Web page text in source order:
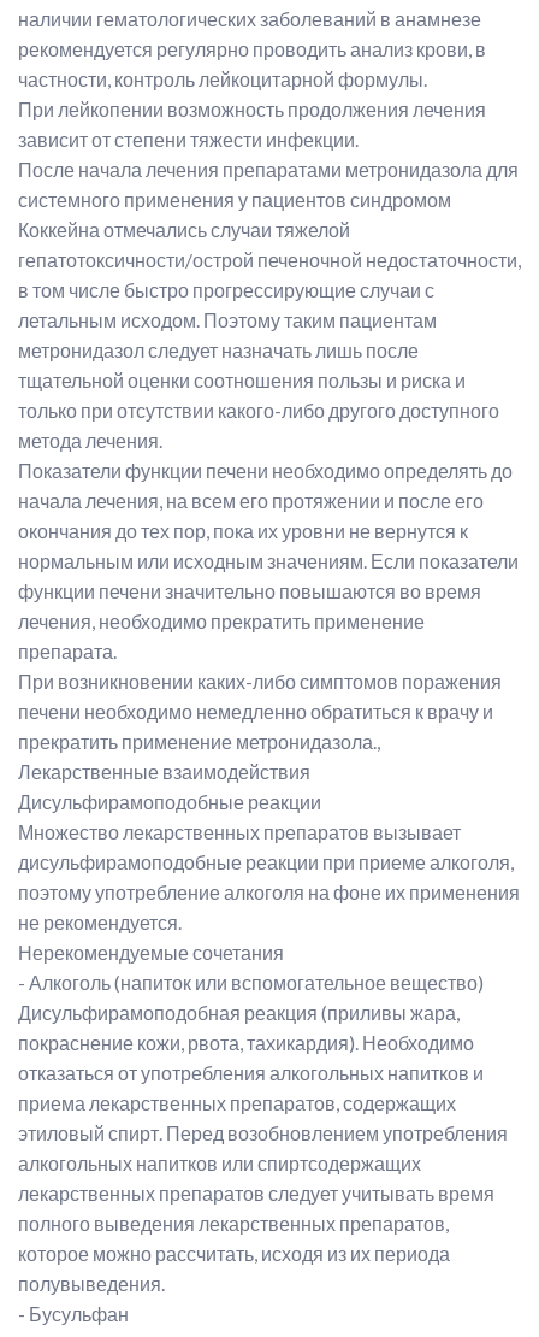
наличии гематологических заболеваний в анамнезе
рекомендуется регулярно проводить анализ крови, в
частности, контроль лейкоцитарной формулы.
При лейкопении возможность продолжения лечения
зависит от степени тяжести инфекции.
После начала лечения препаратами метронидазола для
системного применения у пациентов синдромом
Коккейна отмечались случаи тяжелой
гепатотоксичности/острой печеночной недостаточности,
в том числе быстро прогрессирующие случаи с
летальным исходом. Поэтому таким пациентам
метронидазол следует назначать лишь после
тщательной оценки соотношения пользы и риска и
только при отсутствии какого-либо другого доступного
метода лечения.
Показатели функции печени необходимо определять до
начала лечения, на всем его протяжении и после его
окончания до тех пор, пока их уровни не вернутся к
нормальным или исходным значениям. Если показатели
функции печени значительно повышаются во время
лечения, необходимо прекратить применение
препарата.
При возникновении каких-либо симптомов поражения
печени необходимо немедленно обратиться к врачу и
прекратить применение метронидазола.,
Лекарственные взаимодействия
Дисульфирамоподобные реакции
Множество лекарственных препаратов вызывает
дисульфирамоподобные реакции при приеме алкоголя,
поэтому употребление алкоголя на фоне их применения
не рекомендуется.
Нерекомендуемые сочетания
- Алкоголь (напиток или вспомогательное вещество)
Дисульфирамоподобная реакция (приливы жара,
покраснение кожи, рвота, тахикардия). Необходимо
отказаться от употребления алкогольных напитков и
приема лекарственных препаратов, содержащих
этиловый спирт. Перед возобновлением употребления
алкогольных напитков или спиртсодержащих
лекарственных препаратов следует учитывать время
полного выведения лекарственных препаратов,
которое можно рассчитать, исходя из их периода
полувыведения.
- Бусульфан